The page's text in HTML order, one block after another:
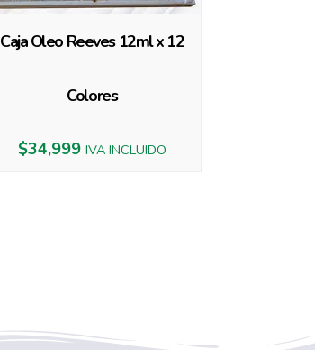
Caja Oleo Reeves 12ml x 12
Colores
$34,999 IVA INCLUIDO